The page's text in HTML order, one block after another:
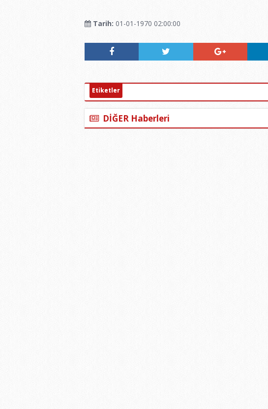
Tarih: 01-01-1970 02:00:00
Etiketler
DİĞER Haberleri